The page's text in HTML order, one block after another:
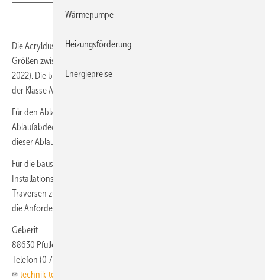
Die Acrylduschfläche Nemea von Geberit ist in Mattweiß mit neun
Größen zwischen 80 × 80 cm und 140 × 90 cm erhältlich (ab April
2022). Die bodenebene Duschfläche ist mit einer Rutschhemmung
der Klasse A ausgestattet.
Für den Ablauf mit 90-mm-Standarddurchmesser gibt es optional eine
Ablaufabdeckung mit Chromrand. Ein zusätzlicher Kammeinsatz unter
dieser Ablaufabdeckung vereinfacht die Reinigung.
Für die baustatisch korrekte Montage der Duschfläche steht ein
Installationsset mit stufenlos höhenverstellbaren Füßen und
Traversen zu Verfügung. Das zusätzlich erhältliche Abdichtset erfüllt
die Anforderungen der Abdichtnorm DIN 18 534.
Geberit
88630 Pfullendorf
Telefon (0 75 52) 9 34 10 11
technik-telefon@geberit.com
Wärmepumpe
Heizungsförderung
Energiepreise